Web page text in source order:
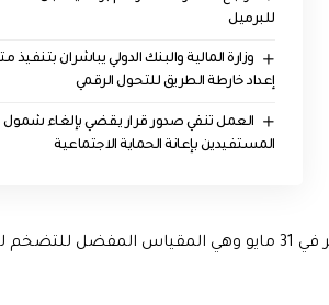
للبرميل
وزارة المالية والبنك الدولي يباشران بتنفيذ
إعداد خارطة الطريق للتحول الرقمي
العمل تنفي صدور قرار يقضي بإلغاء
المستفيدين بإعانة الحماية الاجتماعية
المؤشرات بخصوص السياسة النقدية. وتعلن بيانات المؤشر في 31 مايو وهي المقياس